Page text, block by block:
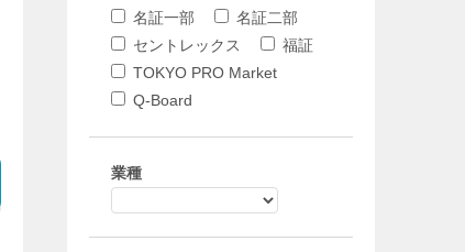
名証一部
名証二部
セントレックス
福証
TOKYO PRO Market
Q-Board
業種